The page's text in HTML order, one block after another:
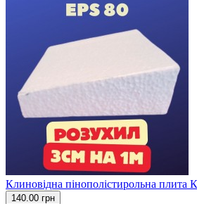
Клиновідна пінополістирольна плита
140.00 грн